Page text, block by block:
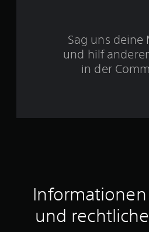
Sag uns deine
und hilf
in der
und